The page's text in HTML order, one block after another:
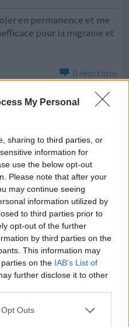
My Personal
sharing to third parties, or
information for
use the below opt-out
Please note that after your
may continue seeing
information utilized by
to third parties prior to
opt-out of the further
by third parties on the
This information may
on the IAB’s List of
further disclose it to other
Outs
en permanence et me
pour la migraine et
0 réactions
avec sibelium, cela a
d'Hasselt en Belgique. je
moins les pieds suite à
cérébral, une
certaines parties de